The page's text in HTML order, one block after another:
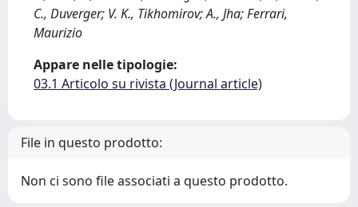
C., Duverger; V. K., Tikhomirov; A., Jha; Ferrari,
Maurizio
Appare nelle tipologie:
03.1 Articolo su rivista (Journal article)
File in questo prodotto:
Non ci sono file associati a questo prodotto.